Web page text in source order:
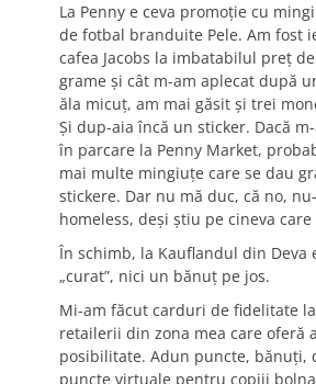
La Penny e ceva promoție cu
de fotbal branduite Pele. Am fost
cafea Jacobs la imbatabilul preț
grame și cât m-am aplecat după
ăla micuț, am mai găsit și trei
Și dup-aia încă un sticker. Dacă
în parcare la Penny Market,
mai multe mingiuțe care se dau
stickere. Dar nu mă duc, că no,
homeless, deși știu pe cineva
În schimb, la Kauflandul din Deva
„curat”, nici un bănuț pe jos.
Mi-am făcut carduri de fidelitate
retailerii din zona mea care oferă
posibilitate. Adun puncte, bănuți,
puncte virtuale pentru copiii